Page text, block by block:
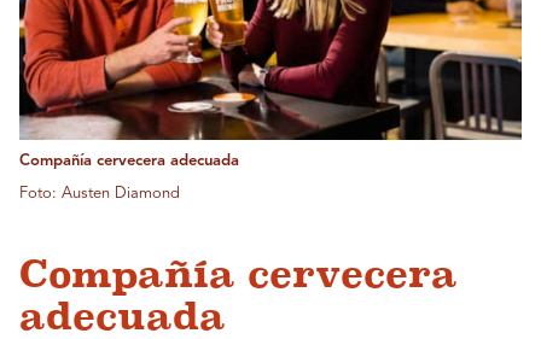
Compañía cervecera adecuada
Foto: Austen Diamond
Compañía cervecera
adecuada